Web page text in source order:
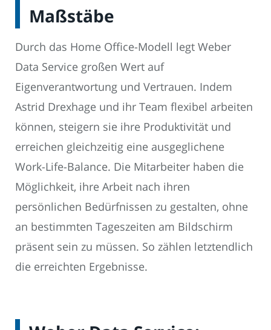
Maßstäbe
Durch das Home Office-Modell legt Weber
Data Service großen Wert auf
Eigenverantwortung und Vertrauen. Indem
Astrid Drexhage und ihr Team flexibel arbeiten
können, steigern sie ihre Produktivität und
erreichen gleichzeitig eine ausgeglichene
Work-Life-Balance. Die Mitarbeiter haben die
Möglichkeit, ihre Arbeit nach ihren
persönlichen Bedürfnissen zu gestalten, ohne
an bestimmten Tageszeiten am Bildschirm
präsent sein zu müssen. So zählen letztendlich
die erreichten Ergebnisse.